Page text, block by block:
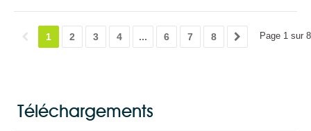
Page 1 sur 8
1 2 3 4 ... 6 7 8
Téléchargements